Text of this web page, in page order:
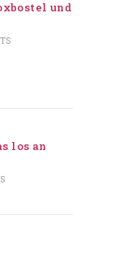
und
los an